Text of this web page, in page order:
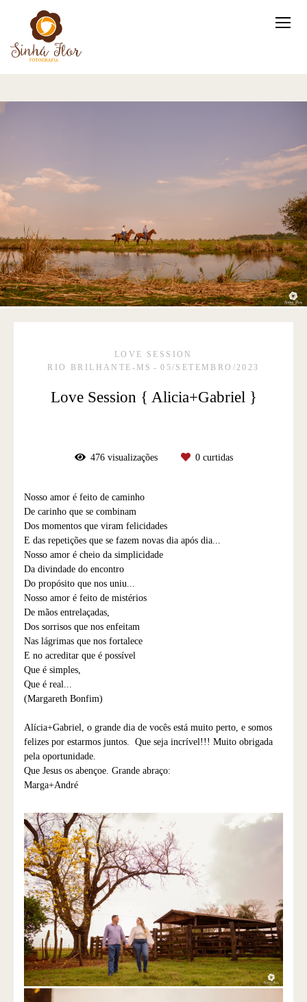
LOVE SESSION
RIO BRILHANTE-MS
05/SETEMBRO/2023
Love Session { Alicia+Gabriel }
476visualizações 0curtidas
Nosso amor é feito de caminho
De carinho que se combinam
Dos momentos que viram felicidades
E das repetições que se fazem novas dia após dia...
Nosso amor é cheio da simplicidade
Da divindade do encontro
Do propósito que nos uniu...
Nosso amor é feito de mistérios
De mãos entrelaçadas,
Dos sorrisos que nos enfeitam
Nas lágrimas que nos fortalece
E no acreditar que é possível
Que é simples,
Que é real...
(Margareth Bonfim)
Alícia+Gabriel, o grande dia de vocês está muito perto, e somos
felizes por estarmos juntos. Que seja incrível!!! Muito obrigada
pela oportunidade.
Que Jesus os abençoe. Grande abraço:
Marga+André